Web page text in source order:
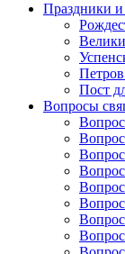
Праздники
Пост
Вопросы